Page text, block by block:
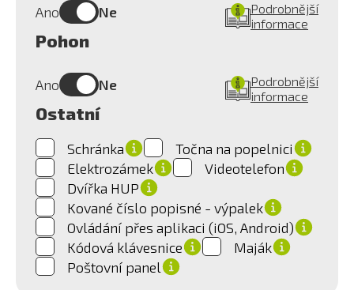
Ano Ne
Podrobnější
informace
Pohon
Ano Ne
Podrobnější
informace
Ostatní
Schránka
Točna na popelnici
Elektrozámek
Videotelefon
Dvířka HUP
Kované číslo popisné - výpalek
Ovládání přes aplikaci (iOS, Android)
Kódová klávesnice
Maják
Poštovní panel